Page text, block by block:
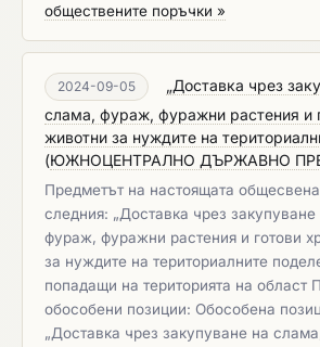
обществените поръчки »
2024-09-05
„Доставка чрез
слама, фураж, фуражни растения и
животни за нуждите на
(ЮЖНОЦЕНТРАЛНО ДЪРЖАВНО
Предметът на настоящата
следния: „Доставка чрез
фураж, фуражни растения и готови
за нуждите на териториалните
попадащи на територията на област
обособени позиции: Обособена
„Доставка чрез закупуване на